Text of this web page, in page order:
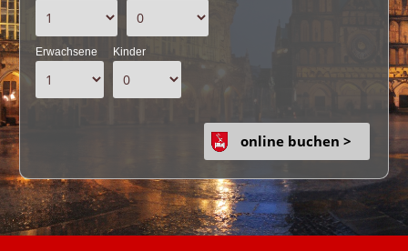
Erwachsene Kinder
online buchen >